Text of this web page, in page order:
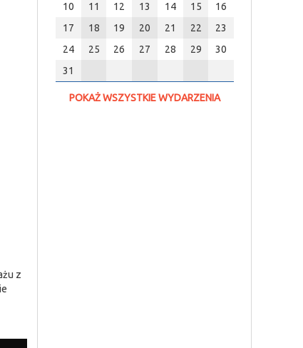
z
10
11 12 13 14 15
16
17
18 19 20 21 22
23
24
25 26 27 28 29
30
31
POKAŻ WSZYSTKIE WYDARZENIA